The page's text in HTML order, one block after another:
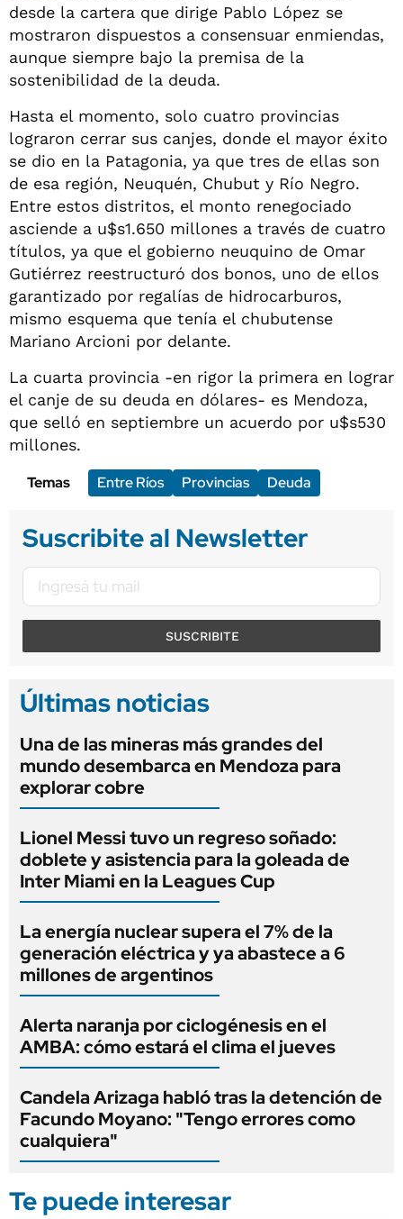
desde la cartera que dirige Pablo López se
mostraron dispuestos a consensuar enmiendas,
aunque siempre bajo la premisa de la
sostenibilidad de la deuda.
Hasta el momento, solo cuatro provincias
lograron cerrar sus canjes, donde el mayor éxito
se dio en la Patagonia, ya que tres de ellas son
de esa región, Neuquén, Chubut y Río Negro.
Entre estos distritos, el monto renegociado
asciende a u$s1.650 millones a través de cuatro
títulos, ya que el gobierno neuquino de Omar
Gutiérrez reestructuró dos bonos, uno de ellos
garantizado por regalías de hidrocarburos,
mismo esquema que tenía el chubutense
Mariano Arcioni por delante.
La cuarta provincia -en rigor la primera en lograr
el canje de su deuda en dólares- es Mendoza,
que selló en septiembre un acuerdo por u$s530
millones.
Temas
Entre Ríos Provincias Deuda
Suscribite al Newsletter
SUSCRIBITE
Últimas noticias
Una de las mineras más grandes del
mundo desembarca en Mendoza para
explorar cobre
Lionel Messi tuvo un regreso soñado:
doblete y asistencia para la goleada de
Inter Miami en la Leagues Cup
La energía nuclear supera el 7% de la
generación eléctrica y ya abastece a 6
millones de argentinos
Alerta naranja por ciclogénesis en el
AMBA: cómo estará el clima el jueves
Candela Arizaga habló tras la detención de
Facundo Moyano: "Tengo errores como
cualquiera"
Te puede interesar